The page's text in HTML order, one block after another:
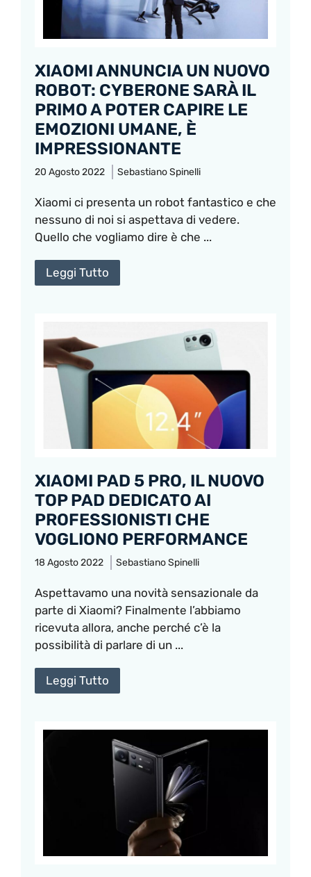
XIAOMI ANNUNCIA UN NUOVO
ROBOT: CYBERONE SARÀ IL
PRIMO A POTER CAPIRE LE
EMOZIONI UMANE, È
IMPRESSIONANTE
20 Agosto 2022 Sebastiano Spinelli
Xiaomi ci presenta un robot fantastico e che
nessuno di noi si aspettava di vedere.
Quello che vogliamo dire è che ...
Leggi Tutto
XIAOMI PAD 5 PRO, IL NUOVO
TOP PAD DEDICATO AI
PROFESSIONISTI CHE
VOGLIONO PERFORMANCE
18 Agosto 2022 Sebastiano Spinelli
Aspettavamo una novità sensazionale da
parte di Xiaomi? Finalmente l’abbiamo
ricevuta allora, anche perché c’è la
possibilità di parlare di un ...
Leggi Tutto